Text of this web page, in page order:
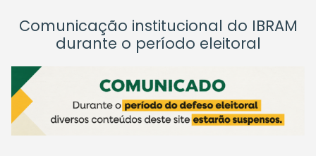
Comunicação institucional do IBRAM
durante o período eleitoral